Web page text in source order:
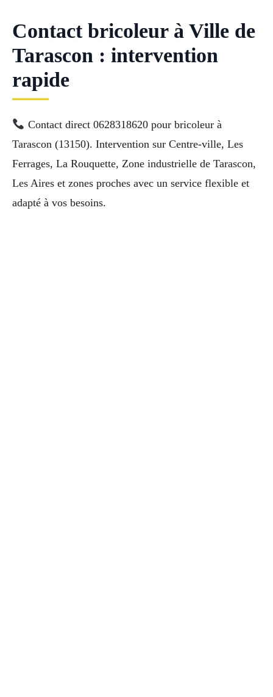
Contact bricoleur à Ville de
Tarascon : intervention
rapide
Contact direct 0628318620 pour bricoleur à
Tarascon (13150). Intervention sur Centre-ville, Les
Ferrages, La Rouquette, Zone industrielle de Tarascon,
Les Aires et zones proches avec un service flexible et
adapté à vos besoins.